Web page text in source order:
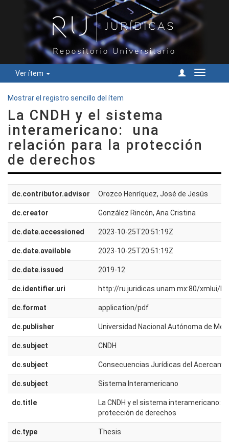
Ver ítem
Cambiar
Mostrar el registro sencillo del ítem
La CNDH y el sistema
interamericano: una
relación para la protección
de derechos
dc.contributor.advisor Orozco Henríquez, José de Jesús
dc.creator González Rincón, Ana Cristina
dc.date.accessioned 2023-10-25T20:51:19Z
dc.date.available 2023-10-25T20:51:19Z
dc.date.issued 2019-12
dc.identifier.uri http://ru.juridicas.unam.mx:80/xmlui/
dc.format application/pdf
dc.publisher Universidad Nacional Autónoma de
dc.subject CNDH
dc.subject Consecuencias Jurídicas del
dc.subject Sistema Interamericano
dc.title
La CNDH y el sistema interamericano:
protección de derechos
dc.type Thesis